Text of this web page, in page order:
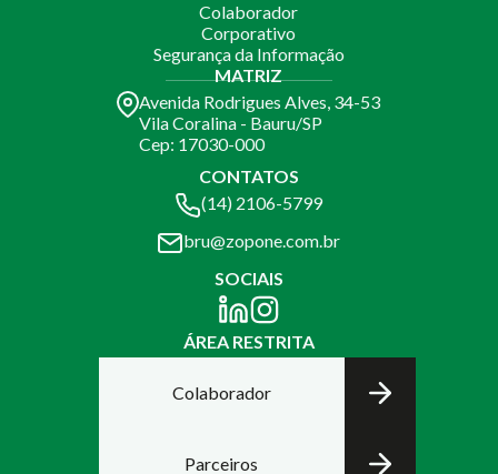
Colaborador
Corporativo
Segurança da Informação
MATRIZ
Avenida Rodrigues Alves, 34-53
Vila Coralina - Bauru/SP
Cep: 17030-000
CONTATOS
(14) 2106-5799
bru@zopone.com.br
SOCIAIS
ÁREA RESTRITA
Colaborador
Parceiros